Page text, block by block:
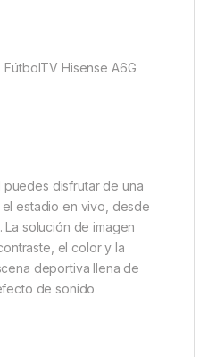
disfrutar de una
estadio en vivo, desde
La solución de imagen
el color y la
deportiva llena de
de sonido